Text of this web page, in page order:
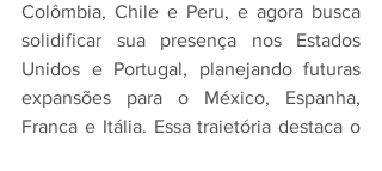
Colômbia, Chile e Peru, e agora busca
solidificar sua presença nos Estados
Unidos e Portugal, planejando futuras
expansões para o México, Espanha,
França e Itália. Essa trajetória destaca o